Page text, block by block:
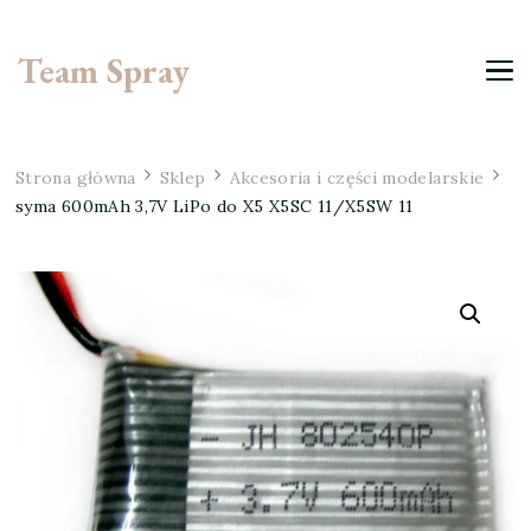
Team Spray
Strona główna Sklep
Akcesoria i części modelarskie
syma 600mAh 3,7V LiPo do X5 X5SC 11/X5SW 11